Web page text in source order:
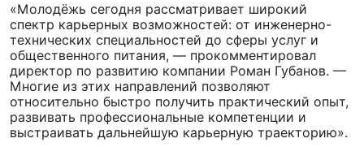
«Молодёжь сегодня рассматривает широкий
спектр карьерных возможностей: от инженерно-
технических специальностей до сферы услуг и
общественного питания, — прокомментировал
директор по развитию компании Роман Губанов. —
Многие из этих направлений позволяют
относительно быстро получить практический опыт,
развивать профессиональные компетенции и
выстраивать дальнейшую карьерную траекторию».